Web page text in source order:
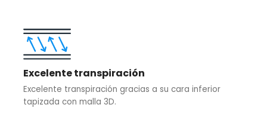
Excelente transpiración
Excelente transpiración gracias a su cara inferior
tapizada con malla 3D.